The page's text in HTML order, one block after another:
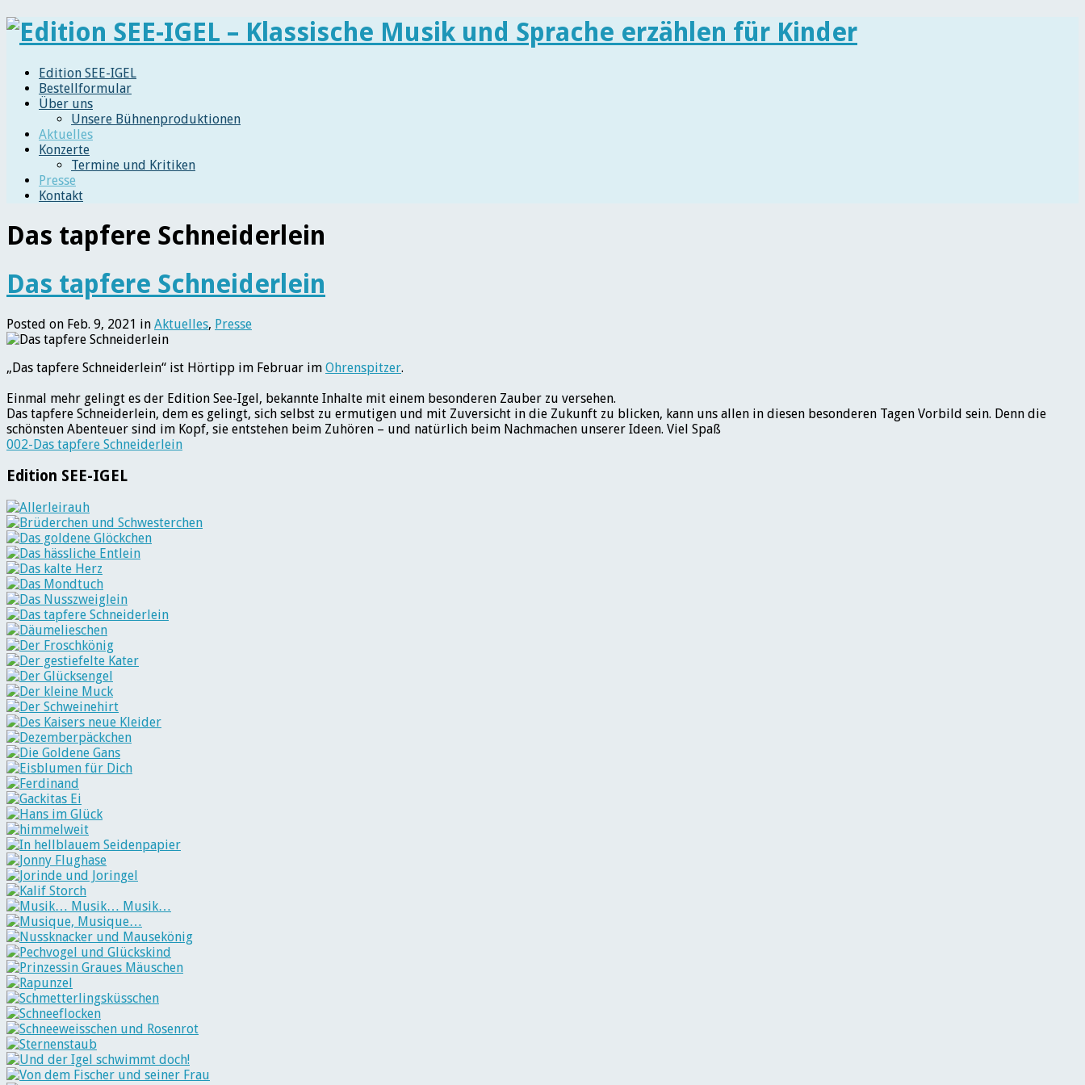
Edition SEE-IGEL
Bestellformular
Über uns
Unsere Bühnenproduktionen
Aktuelles
Konzerte
Termine und Kritiken
Presse
Kontakt
Das tapfere Schneiderlein
Das tapfere Schneiderlein
Posted on Feb. 9, 2021 in Aktuelles, Presse
„Das tapfere Schneiderlein“ ist Hörtipp im Februar im Ohrenspitzer.
Einmal mehr gelingt es der Edition See-Igel, bekannte Inhalte mit einem besonderen Zauber zu versehen.
Das tapfere Schneiderlein, dem es gelingt, sich selbst zu ermutigen und mit Zuversicht in die Zukunft zu blicken, kann uns allen in diesen besonderen Tagen Vorbild sein. Denn die
schönsten Abenteuer sind im Kopf, sie entstehen beim Zuhören – und natürlich beim Nachmachen unserer Ideen. Viel Spaß
002-Das tapfere Schneiderlein
Edition SEE-IGEL